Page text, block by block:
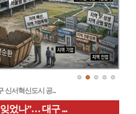
지정고시·2028년...
본격화